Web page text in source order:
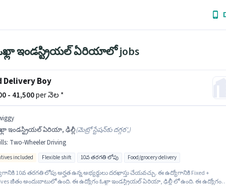
ఇండస్ట్రియల్ ఏరియాలో jobs
Delivery Boy
- 41,500per నెల *
ఇండస్ట్రియల్ ఏరియా, ఢిల్లీ(మెట్రో స్టేషన్‌కు దగ్గర',)
: Two-Wheeler Driving
included Flexible shift 10వ తరగతి లోపు Food/grocery delivery
10వ తరగతి లోపు అర్హత ఉన్న అభ్యర్థులు దరఖాస్తు చేయవచ్చు. ఈ ఉద్యోగానికి Fixed +
జీతం అందుబాటులో ఉంది. ఈ ఉద్యోగం ఓఖ్లా ఇండస్ట్రియల్ ఏరియా, ఢిల్లీ లో ఉంది. ఈ